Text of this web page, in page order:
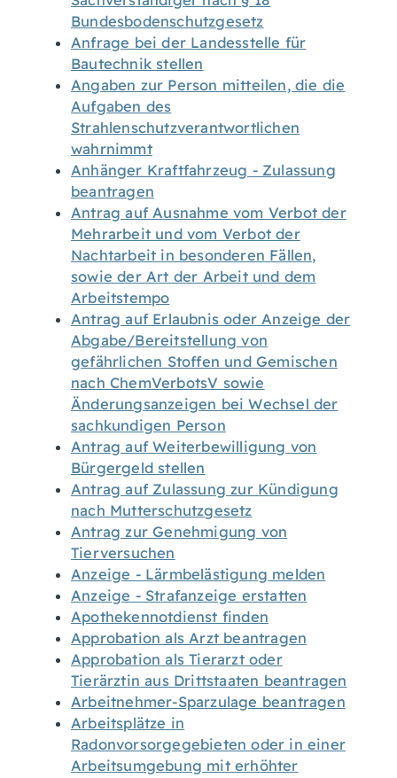
Bundesbodenschutzgesetz
Anfrage bei der Landesstelle für
Bautechnik stellen
Angaben zur Person mitteilen, die die
Aufgaben des
Strahlenschutzverantwortlichen
wahrnimmt
Anhänger Kraftfahrzeug - Zulassung
beantragen
Antrag auf Ausnahme vom Verbot der
Mehrarbeit und vom Verbot der
Nachtarbeit in besonderen Fällen,
sowie der Art der Arbeit und dem
Arbeitstempo
Antrag auf Erlaubnis oder Anzeige der
Abgabe/Bereitstellung von
gefährlichen Stoffen und Gemischen
nach ChemVerbotsV sowie
Änderungsanzeigen bei Wechsel der
sachkundigen Person
Antrag auf Weiterbewilligung von
Bürgergeld stellen
Antrag auf Zulassung zur Kündigung
nach Mutterschutzgesetz
Antrag zur Genehmigung von
Tierversuchen
Anzeige - Lärmbelästigung melden
Anzeige - Strafanzeige erstatten
Apothekennotdienst finden
Approbation als Arzt beantragen
Approbation als Tierarzt oder
Tierärztin aus Drittstaaten beantragen
Arbeitnehmer-Sparzulage beantragen
Arbeitsplätze in
Radonvorsorgegebieten oder in einer
Arbeitsumgebung mit erhöhter